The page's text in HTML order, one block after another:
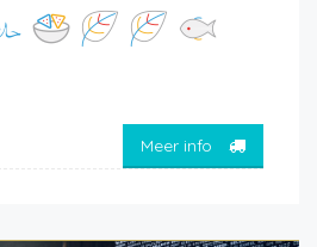
Meer info